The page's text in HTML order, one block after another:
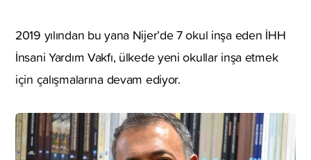
2019 yılından bu yana Nijer’de 7 okul inşa eden İHH
İnsani Yardım Vakfı, ülkede yeni okullar inşa etmek
için çalışmalarına devam ediyor.